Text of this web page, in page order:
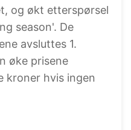
og økt etterspørsel
season'. De
avsluttes 1.
øke prisene
kroner hvis ingen